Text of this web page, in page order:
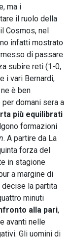
ma i
il ruolo della
Cosmos, nel
infatti mostrato
di passare
subire reti (1-0,
i vari Bernardi,
è ben
domani sera a
più equilibrati
formazioni
. A partire da La
forza del
in stagione
a margine di
decise la partita
minuti
alla pari,
avanti nelle
Gli uomini di